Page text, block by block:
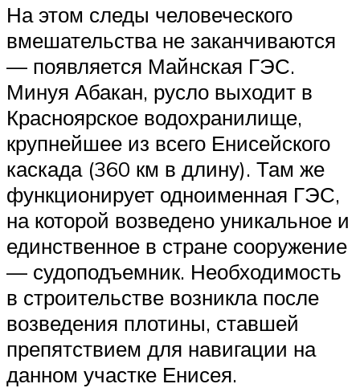
На этом следы человеческого
вмешательства не заканчиваются
— появляется Майнская ГЭС.
Минуя Абакан, русло выходит в
Красноярское водохранилище,
крупнейшее из всего Енисейского
каскада (360 км в длину). Там же
функционирует одноименная ГЭС,
на которой возведено уникальное и
единственное в стране сооружение
— судоподъемник. Необходимость
в строительстве возникла после
возведения плотины, ставшей
препятствием для навигации на
данном участке Енисея.